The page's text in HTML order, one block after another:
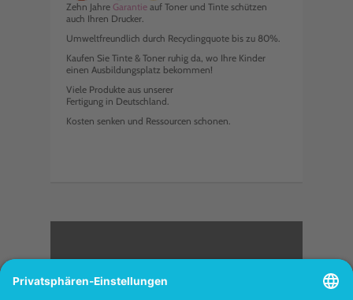
Zehn Jahre Garantie auf Toner und Tinte schützen
auch Ihren Drucker.
Umweltfreundlich durch Recyclingquote bis zu 80%.
Kaufen Sie Tinte & Toner ruhig da, wo Ihre Kinder
einen Ausbildungsplatz bekommen!
Viele Produkte aus unserer
Fertigung in Deutschland.
Kosten senken und Ressourcen schonen.
<